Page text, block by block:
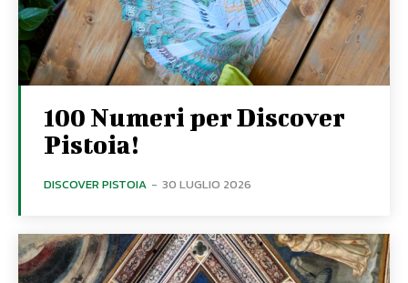
100 Numeri per Discover
Pistoia!
DISCOVER PISTOIA - 30 LUGLIO 2026